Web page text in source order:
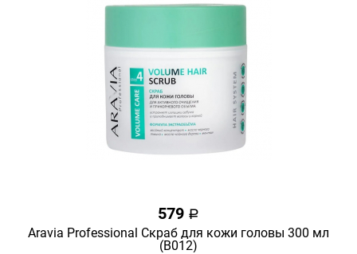
579 a
Aravia Professional Скраб для кожи головы 300 мл
(В012)